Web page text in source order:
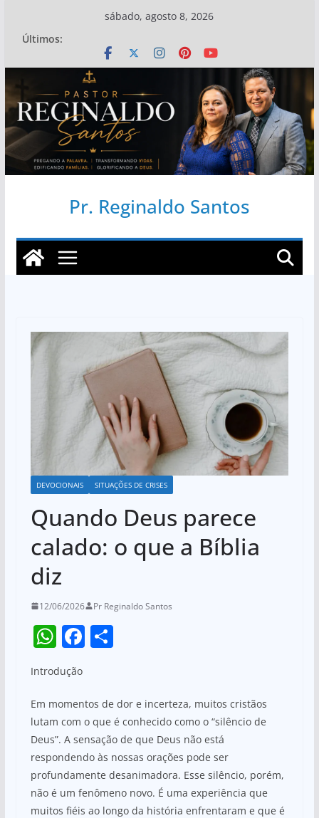
conteúdo
sábado, agosto 8, 2026
Últimos:
Pr. Reginaldo Santos
DEVOCIONAIS SITUAÇÕES DE CRISES
Quando Deus parece
calado: o que a Bíblia
diz
12/06/2026 Pr Reginaldo Santos
W
h
at
s
A
p
p
F
e
b
o
o
k
S
e
Introdução
Em momentos de dor e incerteza, muitos cristãos
lutam com o que é conhecido como o “silêncio de
Deus”. A sensação de que Deus não está
respondendo às nossas orações pode ser
profundamente desanimadora. Esse silêncio, porém,
não é um fenômeno novo. É uma experiência que
muitos fiéis ao longo da história enfrentaram e que é